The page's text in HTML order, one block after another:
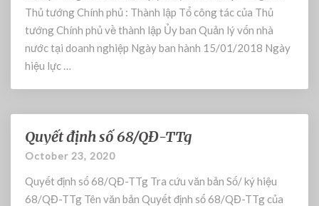
T
g
đ
ị
h
s
ố
/
Q
-
T
Thủ tướng Chính phủ : Thành lập Tổ công tác của Thủ
tướng Chính phủ về thành lập Ủy ban Quản lý vốn nhà
nước tại doanh nghiệp Ngày ban hành 15/01/2018 Ngày
hiệu lực …
Q
u
ế
t
Quyết định số 68/QĐ-TTg
October 23, 2020
Quyết định số 68/QĐ-TTg Tra cứu văn bản Số/ ký hiệu
68/QĐ-TTg Tên văn bản Quyết định số 68/QĐ-TTg của